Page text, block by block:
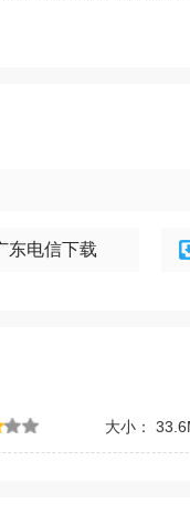
东电信下载
大小：